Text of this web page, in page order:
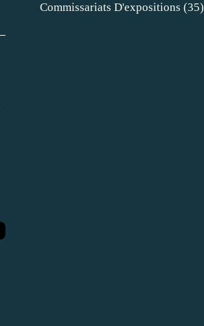
Commissariats D'expositions (35)